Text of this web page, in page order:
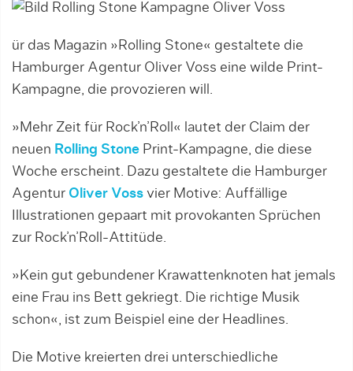
ür das Magazin »Rolling Stone« gestaltete die
Hamburger Agentur Oliver Voss eine wilde Print-
Kampagne, die provozieren will.
»Mehr Zeit für Rock’n’Roll« lautet der Claim der
neuen Rolling Stone Print-Kampagne, die diese
Woche erscheint. Dazu gestaltete die Hamburger
Agentur Oliver Voss vier Motive: Auffällige
Illustrationen gepaart mit provokanten Sprüchen
zur Rock’n’Roll-Attitüde.
»Kein gut gebundener Krawattenknoten hat jemals
eine Frau ins Bett gekriegt. Die richtige Musik
schon«, ist zum Beispiel eine der Headlines.
Die Motive kreierten drei unterschiedliche